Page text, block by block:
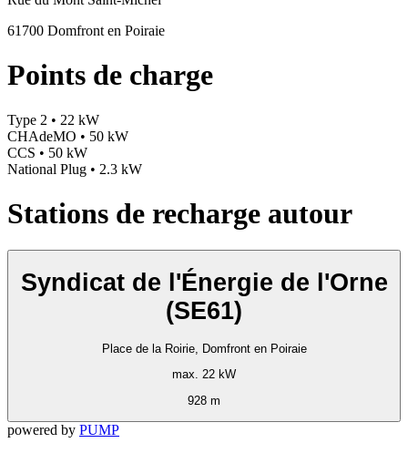
61700 Domfront en Poiraie
Points de charge
Type 2 • 22 kW
CHAdeMO • 50 kW
CCS • 50 kW
National Plug • 2.3 kW
Stations de recharge autour
Syndicat de l'Énergie de l'Orne
(SE61)
Place de la Roirie, Domfront en Poiraie
max. 22 kW
928 m
powered by PUMP